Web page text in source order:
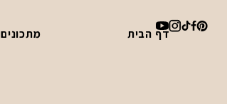
דף הבית מתכונים